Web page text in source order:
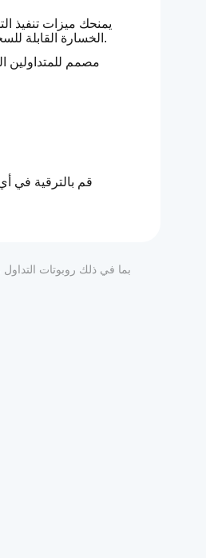
الخسارة القابلة للسحب، وحساب حجم اللوت تلقائيًا بناءً على المخاطرة، وتنفيذ الأوامر بنقرة واحدة لكل من أوامر السوق والأوامر المعلقة.
مصمم للمتداولين
قم بالترقية في